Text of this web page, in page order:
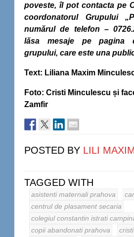
poveste, îl pot contacta pe
coordonatorul Grupului
numărul de telefon –
lăsa mesaje pe pagina
grupului, care este una
Text: Liliana Maxim
Foto: Cristi Minculescu și
Zamfir
POSTED BY LILI MAXIM
TAGGED WITH
asistenti maternali prahova
centrul de plasament secaria
colegiul constantin istrati
copii abandonati prahova